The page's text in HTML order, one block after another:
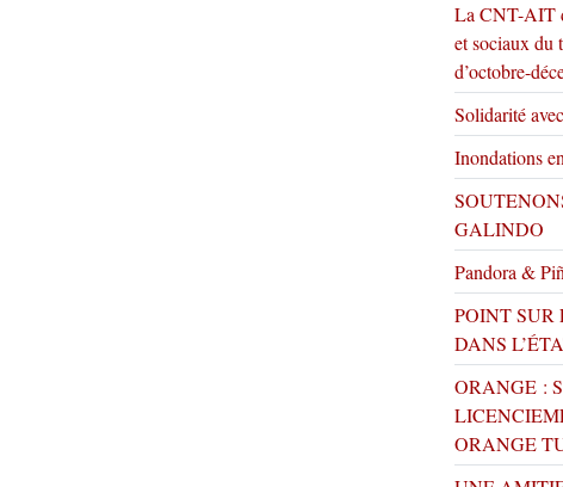
La CNT-AIT
et sociaux du
d’octobre-
Solidarité
Inondations
GALINDO
Pandora &
POINT SUR
DANS
ORANGE :
ORANGE